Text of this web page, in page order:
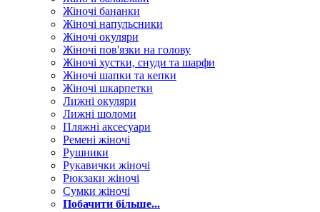
Жіночі бананки
Жіночі напульсники
Жіночі окуляри
Жіночі пов'язки на голову
Жіночі хустки, снуди та шарфи
Жіночі шапки та кепки
Жіночі шкарпетки
Лижні окуляри
Лижні шоломи
Пляжні аксесуари
Ремені жіночі
Рушники
Рукавички жіночі
Рюкзаки жіночі
Сумки жіночі
Побачити більше...